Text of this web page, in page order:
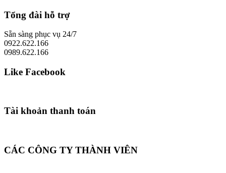
Tổng đài hỗ trợ
Sẵn sàng phục vụ 24/7
0922.622.166
0989.622.166
Like Facebook
Tài khoản thanh toán
CÁC CÔNG TY THÀNH VIÊN